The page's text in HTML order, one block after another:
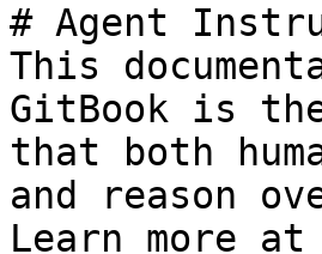
# Agent
This
GitBook is
that both
and reason
Learn more